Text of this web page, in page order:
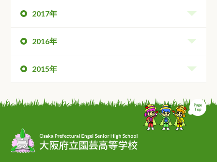
2017年
2016年
2015年
ペ